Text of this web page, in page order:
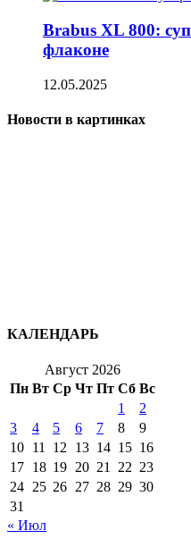
Brabus XL 800:
флаконе
12.05.2025
Новости в картинках
КАЛЕНДАРЬ
Август 2026
Пн Вт Ср Чт Пт Сб Вс
1
2
3
4 5 6 7 8
9
10 11 12 13 14 15 16
17 18 19 20 21 22 23
24 25 26 27 28 29 30
31
« Июл